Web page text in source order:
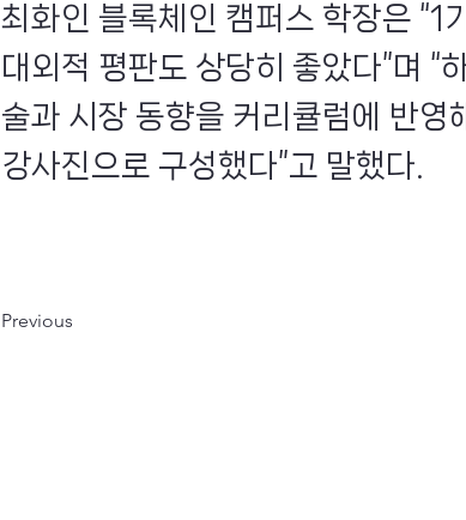
최화인 블록체인 캠퍼스 학장은 “1
대외적 평판도 상당히 좋았다”며 “
술과 시장 동향을 커리큘럼에 반영
강사진으로 구성했다”고 말했다.
Previous